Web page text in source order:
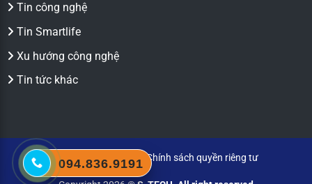
Tin công nghệ
Tin Smartlife
Xu hướng công nghệ
Tin tức khác
Chính sách bảo mật| Chính sách quyền riêng tư
094.836.9191